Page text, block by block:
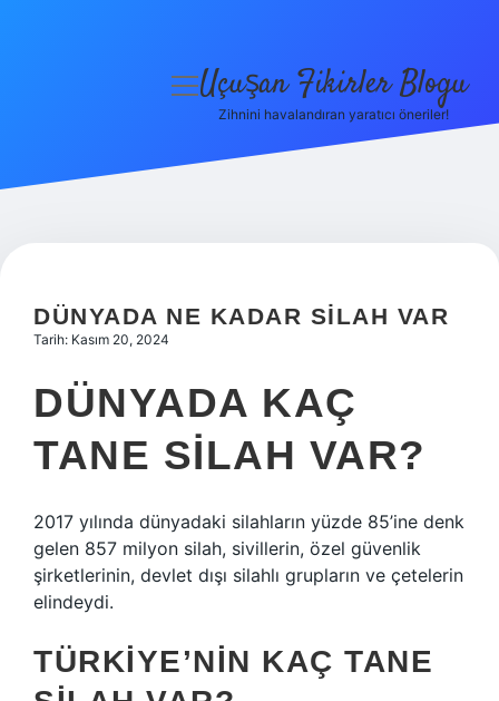
Hakkımızda
menüyü
Uçuşan Fikirler Blogu
Zihnini havalandıran yaratıcı öneriler!
DÜNYADA NE KADAR SILAH VAR
Tarih: Kasım 20, 2024
DÜNYADA KAÇ
TANE SILAH VAR?
2017 yılında dünyadaki silahların yüzde 85’ine denk
gelen 857 milyon silah, sivillerin, özel güvenlik
şirketlerinin, devlet dışı silahlı grupların ve çetelerin
elindeydi.
TÜRKIYE’NIN KAÇ TANE